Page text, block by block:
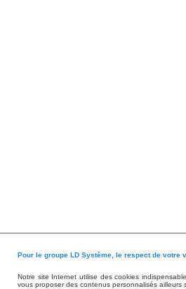
Pour le groupe LD Système, le respect de votre
Notre site Internet utilise des cookies
vous proposer des contenus personnalisés ailleurs